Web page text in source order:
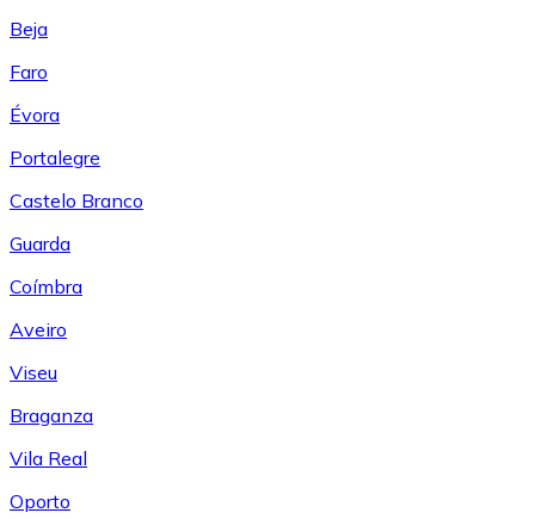
Beja
Faro
Évora
Portalegre
Castelo Branco
Guarda
Coímbra
Aveiro
Viseu
Braganza
Vila Real
Oporto